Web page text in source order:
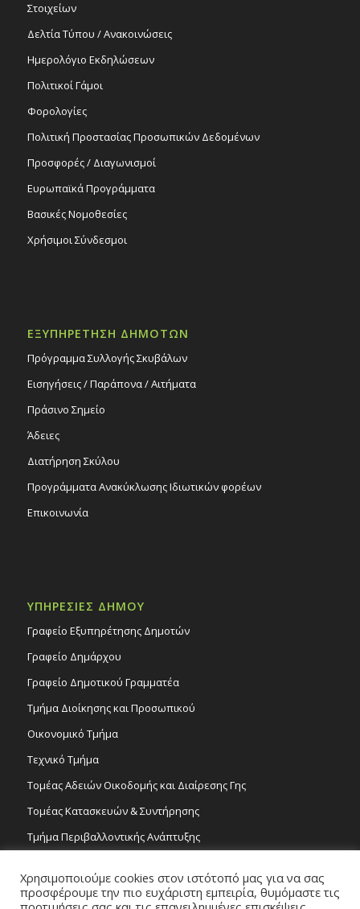
Στοιχείων
Δελτία Τύπου / Ανακοινώσεις
Ημερολόγιο Εκδηλώσεων
Πολιτικοί Γάμοι
Φορολογίες
Πολιτική Προστασίας Προσωπικών Δεδομένων
Προσφορές / Διαγωνισμοί
Ευρωπαϊκά Προγράμματα
Βασικές Νομοθεσίες
Χρήσιμοι Σύνδεσμοι
ΕΞΥΠΗΡΕΤΗΣΗ ΔΗΜΟΤΩΝ
Πρόγραμμα Συλλογής Σκυβάλων
Εισηγήσεις / Παράπονα / Αιτήματα
Πράσινο Σημείο
Άδειες
Διατήρηση Σκύλου
Προγράμματα Ανακύκλωσης Ιδιωτικών φορέων
Επικοινωνία
ΥΠΗΡΕΣΙΕΣ ΔΗΜΟΥ
Γραφείο Εξυπηρέτησης Δημοτών
Γραφείο Δημάρχου
Γραφείο Δημοτικού Γραμματέα
Τμήμα Διοίκησης και Προσωπικού
Οικονομικό Τμήμα
Τεχνικό Τμήμα
Τομέας Αδειών Οικοδομής και Διαίρεσης Γης
Τομέας Κατασκευών & Συντήρησης
Τμήμα Περιβαλλοντικής Ανάπτυξης
Τομέας Γραμμάτων και Τεχνών
Χρησιμοποιούμε cookies στον ιστότοπό μας για να σας
προσφέρουμε την πιο ευχάριστη εμπειρία, θυμόμαστε τις